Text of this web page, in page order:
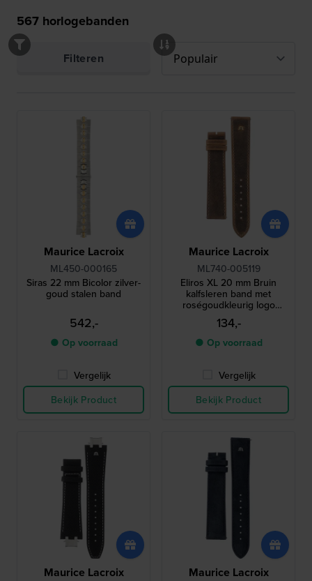
567 horlogebanden
Filteren
Maurice Lacroix
ML450-000165
Siras 22 mm Bicolor zilver-
goud stalen band
542,-
● Op voorraad
Vergelijk
Bekijk Product
Maurice Lacroix
ML740-005119
Eliros XL 20 mm Bruin
kalfsleren band met
roségoudkleurig logo
zonder gesp
134,-
● Op voorraad
Vergelijk
Bekijk Product
Maurice Lacroix Maurice Lacroix